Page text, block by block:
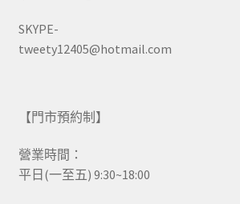
SKYPE-
tweety12405@hotmail.com
【門市預約制】
營業時間：
平日(一至五) 9:30~18:00